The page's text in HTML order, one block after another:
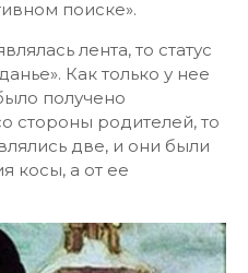
поиске».
лента, то статус
Как только у нее
получено
стороны родителей, то
две, и они были
косы, а от ее